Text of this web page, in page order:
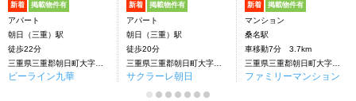
新着 掲載物件有
アパート
朝日（三重）駅
徒歩22分
ビーライン九華
新着 掲載物件有
アパート
朝日（三重）駅
徒歩20分
サクラーレ朝日
新着 掲載物件有
マンション
桑名駅
車移動7分 3.7km
ファミリーマンション